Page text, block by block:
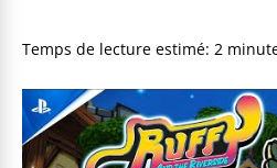
Temps de lecture estimé: 2